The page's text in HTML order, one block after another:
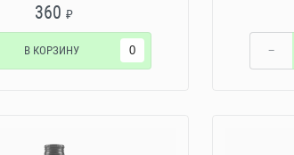
360 ₽
В КОРЗИНУ −